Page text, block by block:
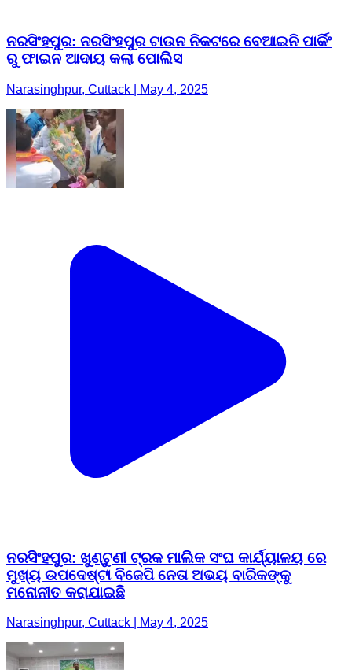
ନରସିଂହପୁର: ନରସିଂହପୁର ଟାଉନ ନିକଟରେ ବେଆଇନି ପାର୍କିଂ
ରୁ ଫାଇନ ଆଦାୟ କଲା ପୋଲିସ
Narasinghpur, Cuttack | May 4, 2025
ନରସିଂହପୁର: ଖୁଣ୍ଟୁଣୀ ଟ୍ରକ ମାଲିକ ସଂଘ କାର୍ଯ୍ୟାଳୟ ରେ
ମୁଖ୍ୟ ଉପଦେଷ୍ଟା ବିଜେପି ନେତା ଅଭୟ ବାରିକଙ୍କୁ
ମନୋନୀତ କରାଯାଇଛି
Narasinghpur, Cuttack | May 4, 2025